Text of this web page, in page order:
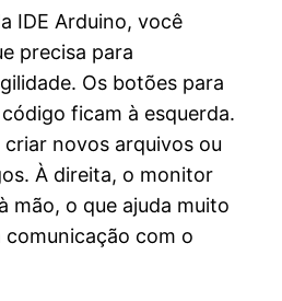
IDE Arduino, você
precisa para
Os botões para
ficam à esquerda.
novos arquivos ou
À direita, o monitor
mão, o que ajuda muito
com o